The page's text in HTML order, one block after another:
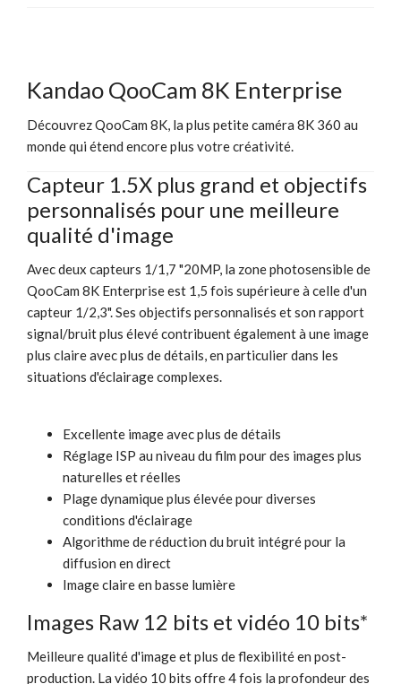
Kandao QooCam 8K Enterprise
Découvrez QooCam 8K, la plus petite caméra 8K 360 au
monde qui étend encore plus votre créativité.
Capteur 1.5X plus grand et objectifs
personnalisés pour une meilleure
qualité d'image
Avec deux capteurs 1/1,7 "20MP, la zone photosensible de
QooCam 8K Enterprise est 1,5 fois supérieure à celle d'un
capteur 1/2,3". Ses objectifs personnalisés et son rapport
signal/bruit plus élevé contribuent également à une image
plus claire avec plus de détails, en particulier dans les
situations d'éclairage complexes.
Excellente image avec plus de détails
Réglage ISP au niveau du film pour des images plus
naturelles et réelles
Plage dynamique plus élevée pour diverses
conditions d'éclairage
Algorithme de réduction du bruit intégré pour la
diffusion en direct
Image claire en basse lumière
Images Raw 12 bits et vidéo 10 bits*
Meilleure qualité d'image et plus de flexibilité en post-
production. La vidéo 10 bits offre 4 fois la profondeur des